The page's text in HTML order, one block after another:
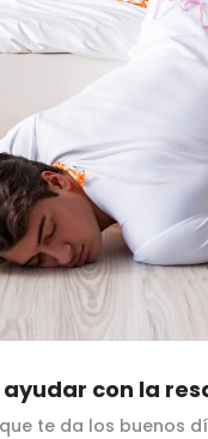
con la
te da los buenos